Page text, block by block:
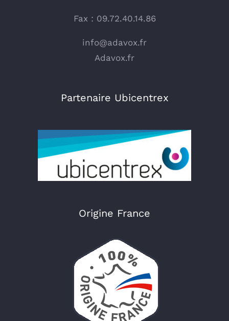
Fax : 09.72.40.14.86
info@adavox.fr
Adavox.fr
Partenaire Ubicentrex
Origine France